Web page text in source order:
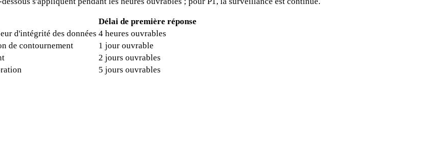
Délai de première réponse
d'intégrité des données 4 heures ouvrables
de contournement
1 jour ouvrable
2 jours ouvrables
5 jours ouvrables